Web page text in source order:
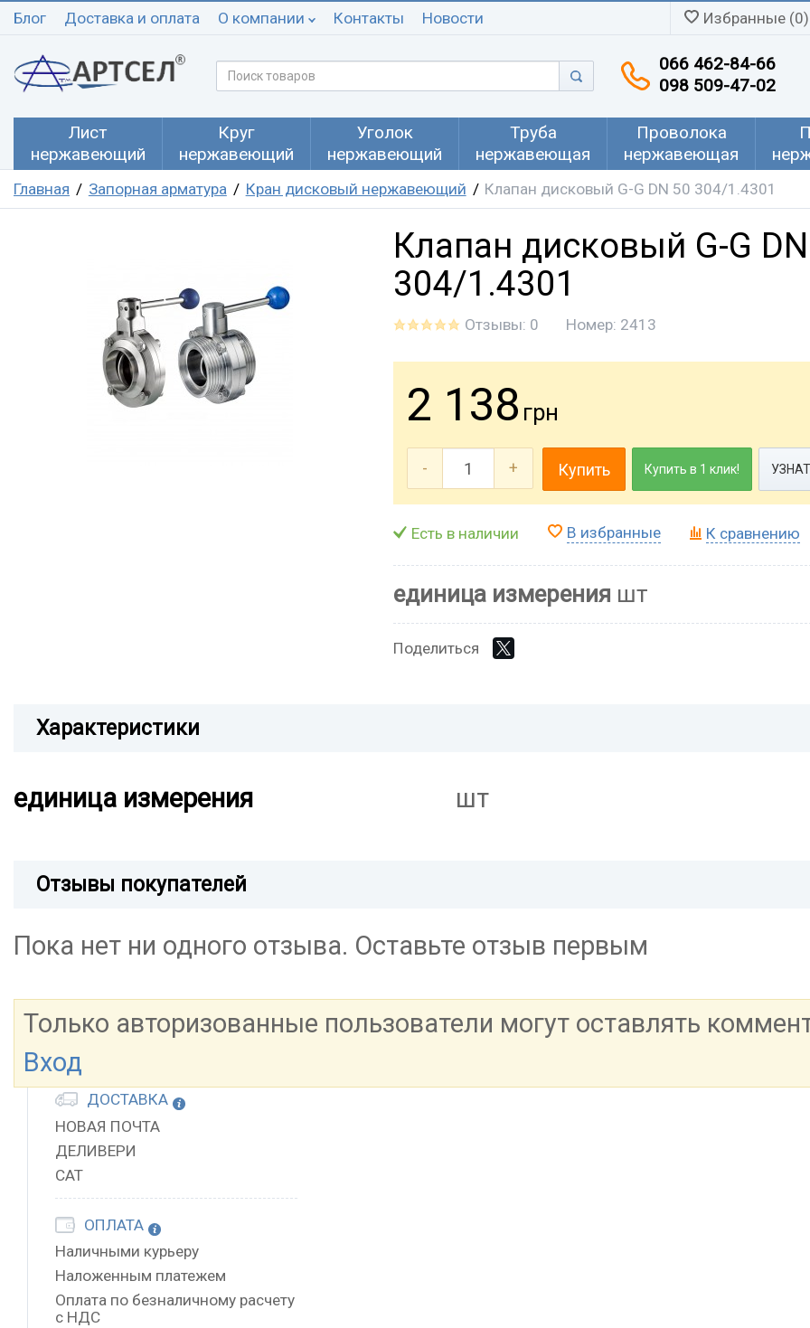
Блог Доставка и оплата О компании Контакты Новости Избранные (0)
066 462-84-66
098 509-47-02
Лист
нержавеющий
Круг
нержавеющий
Уголок
нержавеющий
Труба
нержавеющая
Проволока
нержавеющая
Главная Запорная арматура Кран дисковый нержавеющий Клапан дисковый G-G DN 50 304/1.4301
Клапан дисковый G-G
304/1.4301
Отзывы: 0 Номер: 2413
2 138 грн
- + Купить Купить в 1 клик!
Есть в наличии В избранные К сравнению
единица измерения шт
Поделиться
Характеристики
единица измерения шт
Отзывы покупателей
Пока нет ни одного отзыва. Оставьте отзыв первым
Только авторизованные пользователи могут оставлять
Вход
ДОСТАВКА
НОВАЯ ПОЧТА
ДЕЛИВЕРИ
САТ
ОПЛАТА
Наличными курьеру
Наложенным платежем
Оплата по безналичному расчету
с НДС